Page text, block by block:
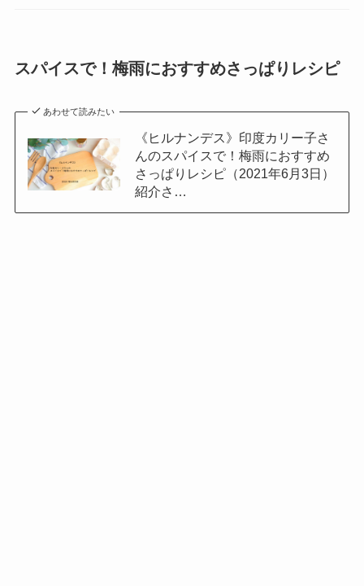
スパイスで！梅雨におすすめさっぱりレシピ
あわせて読みたい
《ヒルナンデス》印度カリー子さ
んのスパイスで！梅雨におすすめ
さっぱりレシピ（2021年6月3日）
紹介さ…